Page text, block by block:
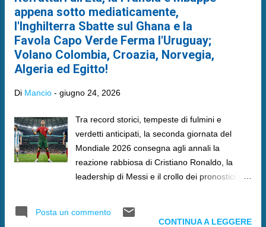
appena sotto mediaticamente,
l'Inghilterra Sbatte sul Ghana e la
Favola Capo Verde Ferma l'Uruguay;
Volano Colombia, Croazia, Norvegia,
Algeria ed Egitto!
Di Mancio - giugno 24, 2026
Tra record storici, tempeste di fulmini e
verdetti anticipati, la seconda giornata del
Mondiale 2026 consegna agli annali la
reazione rabbiosa di Cristiano Ronaldo, la
leadership di Messi e il crollo dei pronostici per
Posta un commento
CONTINUA A LEGGERE